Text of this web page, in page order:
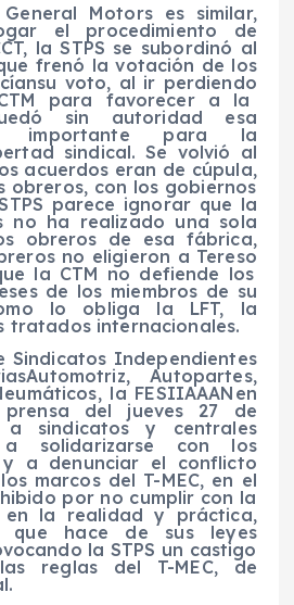
General Motorses similar,
el procedimiento de
la STPS se subordinó al
frenó la votación de los
íansu voto, al ir perdiendo
para favorecer a la
ó sin autoridad esa
importante para la
sindical.Se volvió al
acuerdos eran de cúpula,
obreros, con los gobiernos
parece ignorar que la
no ha realizado una sola
obreros de esa fábrica,
no eligieron a Tereso
la CTM no defiende los
de los miembros de su
lo obliga la LFT, la
tratados internacionales.
Sindicatos Independientes
sAutomotriz, Autopartes,
la FESIIAAAN en
del jueves 27 de
a sindicatos y centrales
a solidarizarse con los
y a denunciar el conflicto
marcos del T-MEC, en el
por no cumplir con la
en la realidad y práctica,
que hace de sus leyes
la STPS un castigo
reglas del T-MEC, de